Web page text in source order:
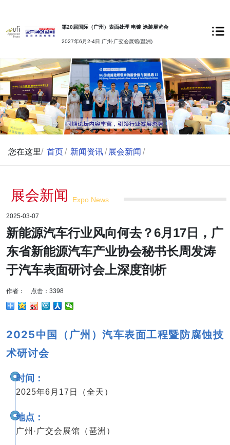
第20届国际（广州）表面处理 电镀 涂装展览会
2027年6月2-4日 广州·广交会展馆(琶洲)
您在这里/ 首页 / 新闻资讯 / 展会新闻 /
展会新闻 Expo News
2025-03-07
新能源汽车行业风向何去？6月17日，广
东省新能源汽车产业协会秘书长周发涛
于汽车表面研讨会上深度剖析
作者： 点击：3398
2025中国（广州）汽车表面工程暨防腐蚀技
术研讨会
时间：
2025年6月17日（全天）
地点：
广州·广交会展馆（琶洲）